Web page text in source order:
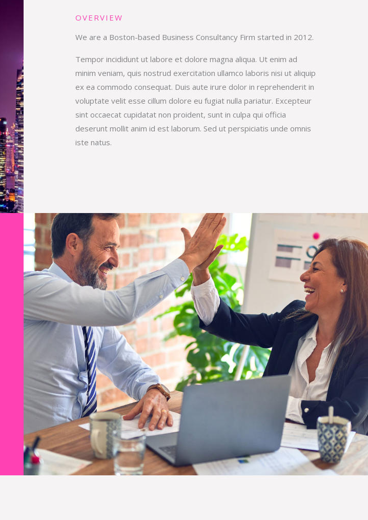
OVERVIEW
We are a Boston-based Business Consultancy Firm started in 2012.
Tempor incididunt ut labore et dolore magna aliqua. Ut enim ad
minim veniam, quis nostrud exercitation ullamco laboris nisi ut aliquip
ex ea commodo consequat. Duis aute irure dolor in reprehenderit in
voluptate velit esse cillum dolore eu fugiat nulla pariatur. Excepteur
sint occaecat cupidatat non proident, sunt in culpa qui officia
deserunt mollit anim id est laborum. Sed ut perspiciatis unde omnis
iste natus.